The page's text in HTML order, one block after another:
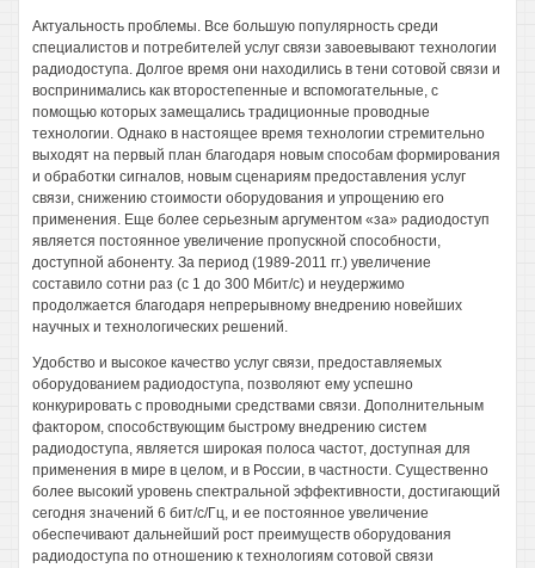
Актуальность проблемы. Все большую популярность среди
специалистов и потребителей услуг связи завоевывают технологии
радиодоступа. Долгое время они находились в тени сотовой связи и
воспринимались как второстепенные и вспомогательные, с
помощью которых замещались традиционные проводные
технологии. Однако в настоящее время технологии стремительно
выходят на первый план благодаря новым способам формирования
и обработки сигналов, новым сценариям предоставления услуг
связи, снижению стоимости оборудования и упрощению его
применения. Еще более серьезным аргументом «за» радиодоступ
является постоянное увеличение пропускной способности,
доступной абоненту. За период (1989-2011 гг.) увеличение
составило сотни раз (с 1 до 300 Мбит/с) и неудержимо
продолжается благодаря непрерывному внедрению новейших
научных и технологических решений.
Удобство и высокое качество услуг связи, предоставляемых
оборудованием радиодоступа, позволяют ему успешно
конкурировать с проводными средствами связи. Дополнительным
фактором, способствующим быстрому внедрению систем
радиодоступа, является широкая полоса частот, доступная для
применения в мире в целом, и в России, в частности. Существенно
более высокий уровень спектральной эффективности, достигающий
сегодня значений 6 бит/с/Гц, и ее постоянное увеличение
обеспечивают дальнейший рост преимуществ оборудования
радиодоступа по отношению к технологиям сотовой связи